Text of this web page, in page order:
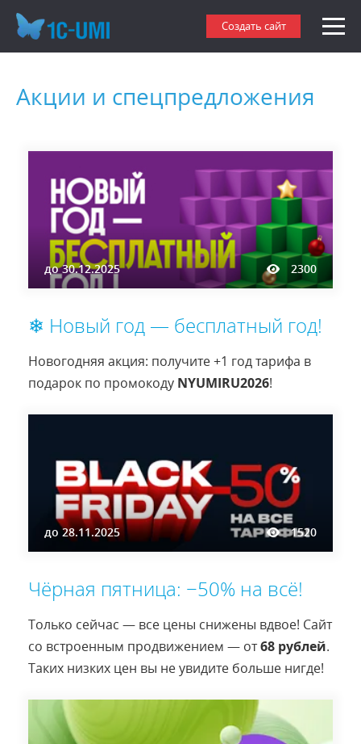
Создать сайт
Акции и спецпредложения
до30.12.2025 2300
❄ Новый год — бесплатный год!
Новогодняя акция: получите +1 год тарифа в
подарок по промокоду NYUMIRU2026!
до28.11.2025 1520
Чёрная пятница: −50% на всё!
Только сейчас — все цены снижены вдвое! Сайт
со встроенным продвижением — от68 рублей.
Таких низких цен вы не увидите больше нигде!